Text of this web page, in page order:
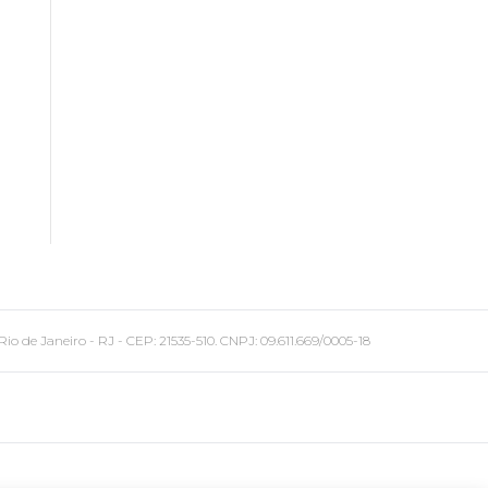
Janeiro - RJ - CEP: 21535-510. CNPJ: 09.611.669/0005-18